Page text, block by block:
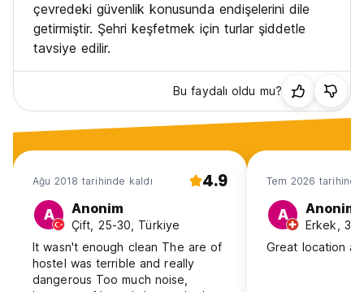
çevredeki güvenlik konusunda endişelerini dile
getirmiştir. Şehri keşfetmek için turlar şiddetle
tavsiye edilir.
Bu faydalı oldu mu?
Ağu 2018 tarihinde kaldı 4.9
A Anonim
Çift, 25-30, Türkiye
It wasn't enough clean The are of
hostel was terrible and really
dangerous Too much noise,
Tem 2026 tarihinde
A Anonim
Erkek,
Great location